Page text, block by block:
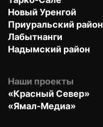
Новый Уренгой
Приуральский район
Лабытнанги
Надымский район
Наши проекты
«Красный Север»
«Ямал-Медиа»